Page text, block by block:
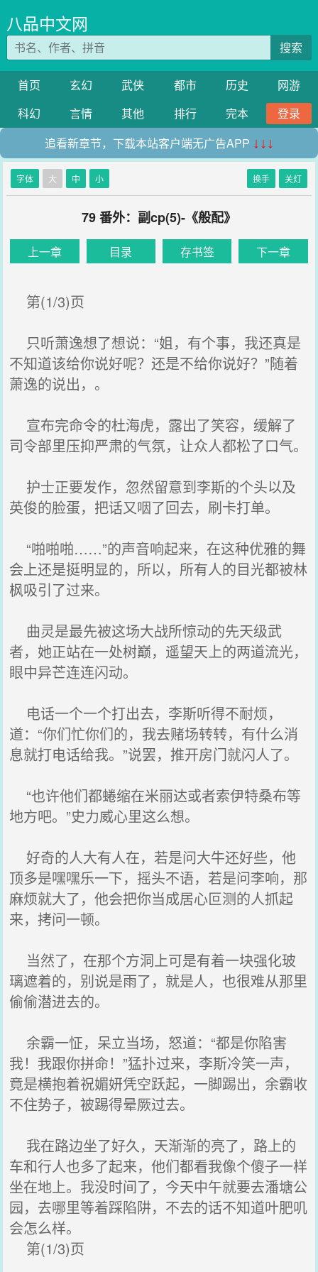
八品中文网
搜索
首页 玄幻 武侠 都市 历史
网游
科幻
言情 其他 排行 完本
登录
追看新章节，下载本站客户端无广告APP ↓↓↓
字体 大 中 小 换手 关灯
79 番外：副cp(5)-《般配》
上一章 目录 存书签 下一章
第(1/3)页
只听萧逸想了想说：“姐，有个事，我还真是
不知道该给你说好呢？还是不给你说好？”随着
萧逸的说出，。
宣布完命令的杜海虎，露出了笑容，缓解了
司令部里压抑严肃的气氛，让众人都松了口气。
护士正要发作，忽然留意到李斯的个头以及
英俊的脸蛋，把话又咽了回去，刷卡打单。
“啪啪啪……”的声音响起来，在这种优雅的舞
会上还是挺明显的，所以，所有人的目光都被林
枫吸引了过来。
曲灵是最先被这场大战所惊动的先天级武
者，她正站在一处树巅，遥望天上的两道流光，
眼中异芒连连闪动。
电话一个一个打出去，李斯听得不耐烦，
道：“你们忙你们的，我去赌场转转，有什么消
息就打电话给我。”说罢，推开房门就闪人了。
“也许他们都蜷缩在米丽达或者索伊特桑布等
地方吧。”史力威心里这么想。
好奇的人大有人在，若是问大牛还好些，他
顶多是嘿嘿乐一下，摇头不语，若是问李响，那
麻烦就大了，他会把你当成居心叵测的人抓起
来，拷问一顿。
当然了，在那个方洞上可是有着一块强化玻
璃遮着的，别说是雨了，就是人，也很难从那里
偷偷潜进去的。
余霸一怔，呆立当场，怒道：“都是你陷害
我！我跟你拼命！”猛扑过来，李斯冷笑一声，
竟是横抱着祝媚妍凭空跃起，一脚踢出，余霸收
不住势子，被踢得晕厥过去。
我在路边坐了好久，天渐渐的亮了，路上的
车和行人也多了起来，他们都看我像个傻子一样
坐在地上。我没时间了，今天中午就要去潘塘公
园，去哪里等着踩陷阱，不去的话不知道叶肥叽
会怎么样。
第(1/3)页